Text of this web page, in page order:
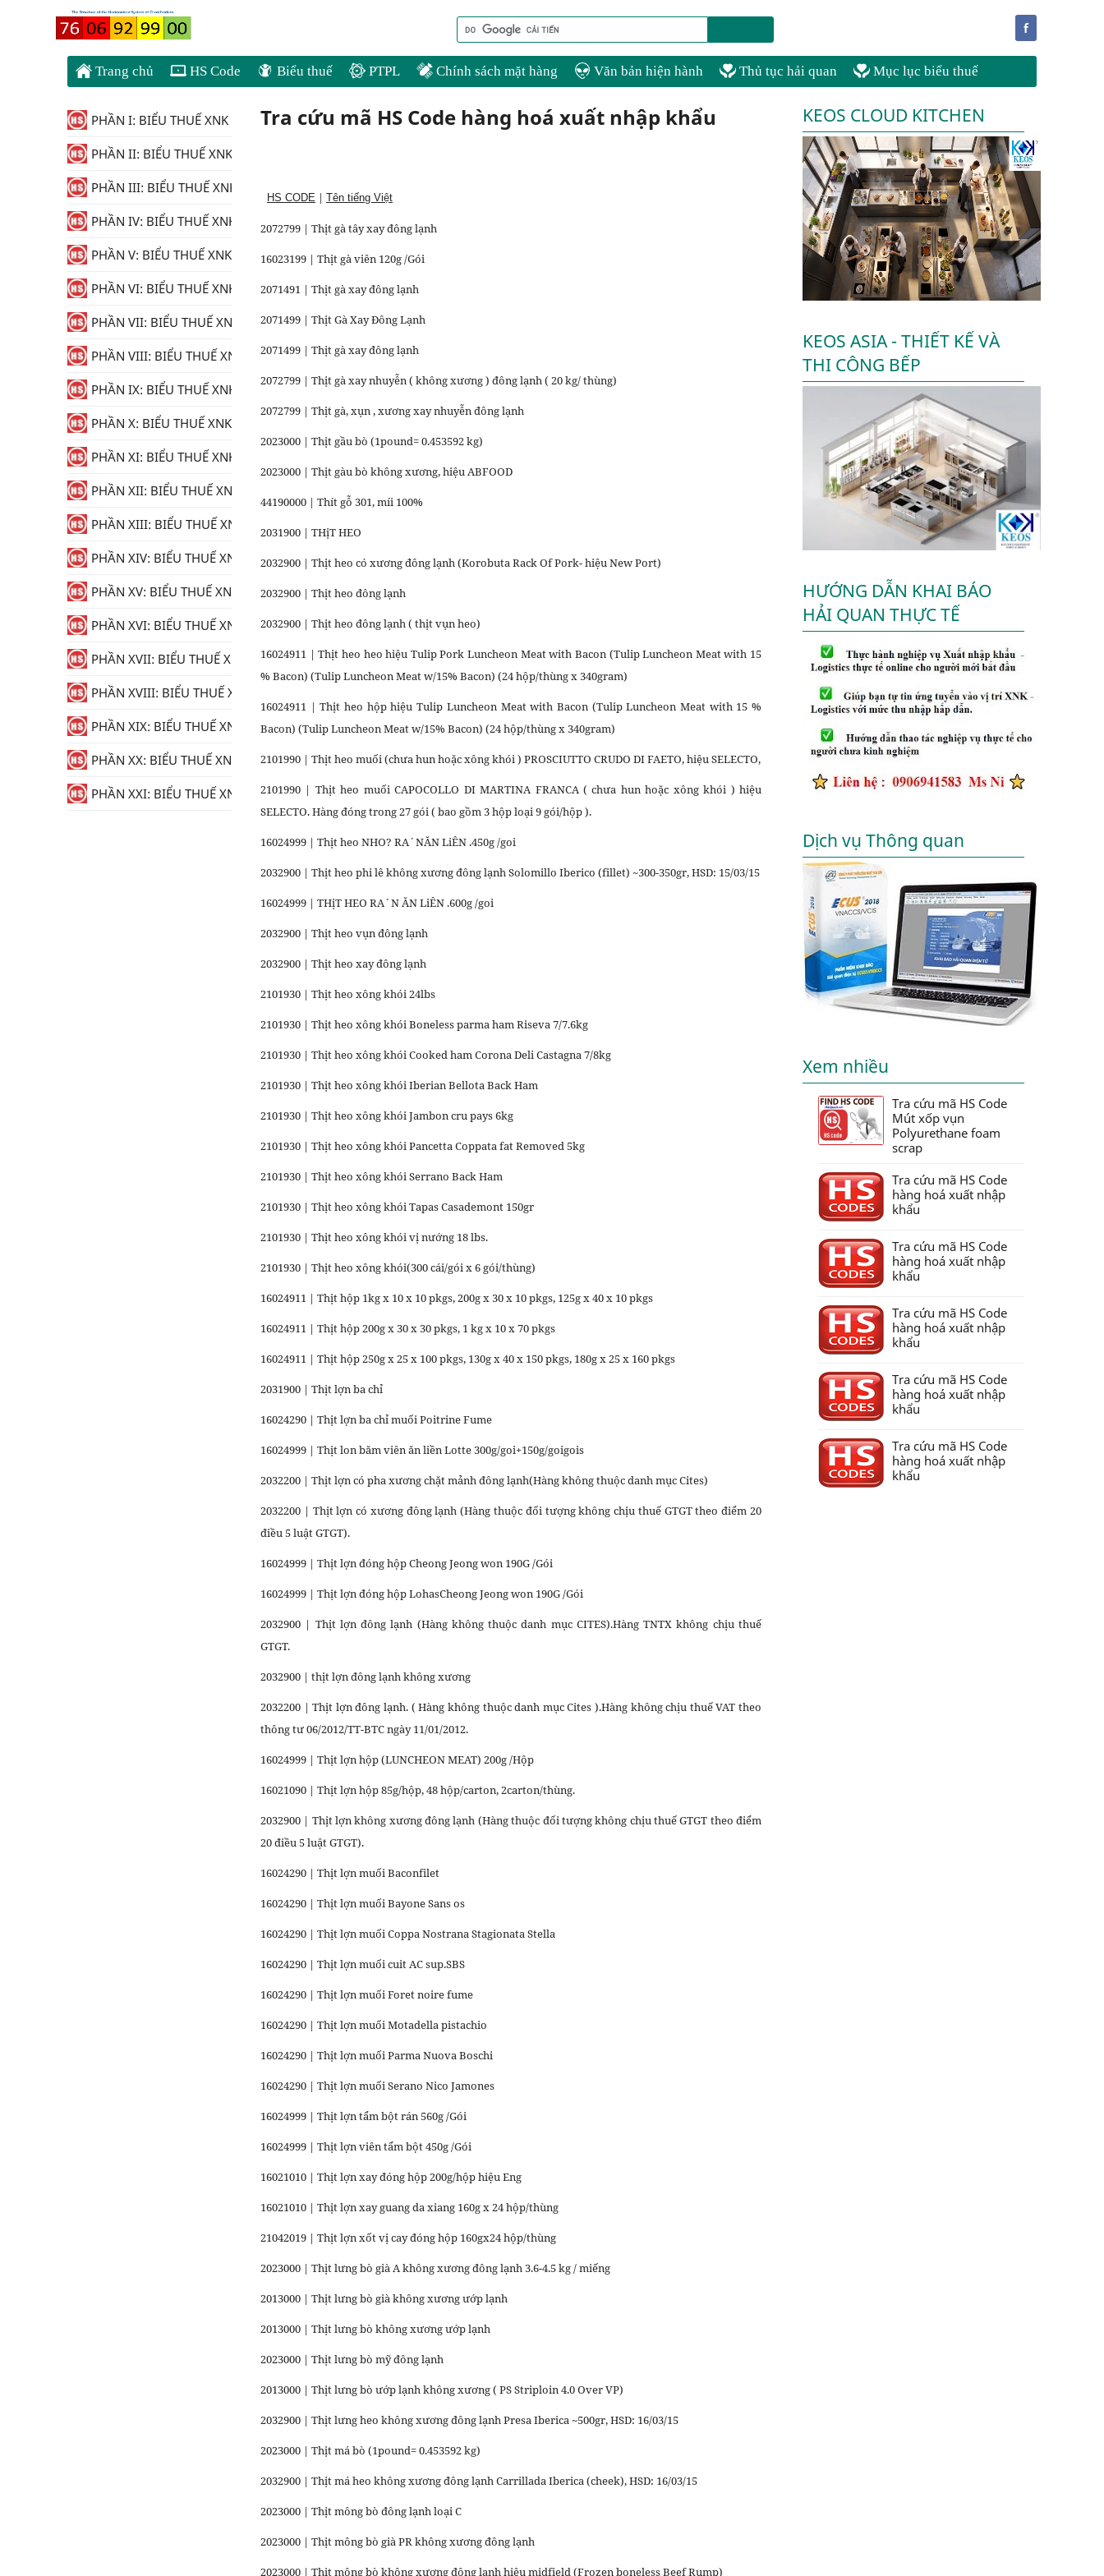
f
Trang chủ HS Code Biểu thuế PTPL Chính sách mặt hàng Văn bản hiện hành Thủ tục hải quan Mục lục biểu thuế
Tra cứu mã HS Code hàng hoá xuất nhập khẩu
HS CODE | Tên tiếng Việt
2072799 | Thịt gà tây xay đông lạnh
16023199 | Thịt gà viên 120g /Gói
2071491 | Thịt gà xay đông lạnh
2071499 | Thịt Gà Xay Đông Lạnh
2071499 | Thịt gà xay đông lạnh
2072799 | Thịt gà xay nhuyễn ( không xương ) đông lạnh ( 20 kg/ thùng)
2072799 | Thịt gà, xụn , xương xay nhuyễn đông lạnh
2023000 | Thịt gầu bò (1pound= 0.453592 kg)
2023000 | Thịt gàu bò không xương, hiệu ABFOOD
44190000 | Thít gỗ 301, míi 100%
2031900 | THịT HEO
2032900 | Thịt heo có xương đông lạnh (Korobuta Rack Of Pork- hiệu New Port)
2032900 | Thịt heo đông lạnh
2032900 | Thịt heo đông lạnh ( thịt vụn heo)
16024911 | Thịt heo heo hiệu Tulip Pork Luncheon Meat with Bacon (Tulip Luncheon Meat with 15
% Bacon) (Tulip Luncheon Meat w/15% Bacon) (24 hộp/thùng x 340gram)
16024911 | Thịt heo hộp hiệu Tulip Luncheon Meat with Bacon (Tulip Luncheon Meat with 15 %
Bacon) (Tulip Luncheon Meat w/15% Bacon) (24 hộp/thùng x 340gram)
2101990 | Thịt heo muối (chưa hun hoặc xông khói ) PROSCIUTTO CRUDO DI FAETO, hiệu SELECTO,
2101990 | Thịt heo muối CAPOCOLLO DI MARTINA FRANCA ( chưa hun hoặc xông khói ) hiệu
SELECTO. Hàng đóng trong 27 gói ( bao gồm 3 hộp loại 9 gói/hộp ).
16024999 | Thịt heo NHO? RA´NĂN LiÊN .450g /goi
2032900 | Thịt heo phi lê không xương đông lạnh Solomillo Iberico (fillet) ~300-350gr, HSD: 15/03/15
16024999 | THịT HEO RA´N ĂN LiÊN .600g /goi
2032900 | Thịt heo vụn đông lạnh
2032900 | Thịt heo xay đông lạnh
2101930 | Thịt heo xông khói 24lbs
2101930 | Thịt heo xông khói Boneless parma ham Riseva 7/7.6kg
2101930 | Thịt heo xông khói Cooked ham Corona Deli Castagna 7/8kg
2101930 | Thịt heo xông khói Iberian Bellota Back Ham
2101930 | Thịt heo xông khói Jambon cru pays 6kg
2101930 | Thịt heo xông khói Pancetta Coppata fat Removed 5kg
2101930 | Thịt heo xông khói Serrano Back Ham
2101930 | Thịt heo xông khói Tapas Casademont 150gr
2101930 | Thịt heo xông khói vị nướng 18 lbs.
2101930 | Thịt heo xông khói(300 cái/gói x 6 gói/thùng)
16024911 | Thịt hộp 1kg x 10 x 10 pkgs, 200g x 30 x 10 pkgs, 125g x 40 x 10 pkgs
16024911 | Thịt hộp 200g x 30 x 30 pkgs, 1 kg x 10 x 70 pkgs
16024911 | Thịt hộp 250g x 25 x 100 pkgs, 130g x 40 x 150 pkgs, 180g x 25 x 160 pkgs
2031900 | Thịt lợn ba chỉ
16024290 | Thịt lợn ba chỉ muối Poitrine Fume
16024999 | Thịt lon băm viên ăn liền Lotte 300g/goi+150g/goigois
2032200 | Thịt lợn có pha xương chặt mảnh đông lạnh(Hàng không thuộc danh mục Cites)
2032200 | Thịt lợn có xương đông lạnh (Hàng thuộc đối tượng không chịu thuế GTGT theo điểm 20
điều 5 luật GTGT).
16024999 | Thịt lợn đóng hộp Cheong Jeong won 190G /Gói
16024999 | Thịt lợn đóng hộp LohasCheong Jeong won 190G /Gói
2032900 | Thịt lợn đông lạnh (Hàng không thuộc danh mục CITES).Hàng TNTX không chịu thuế
GTGT.
2032900 | thịt lợn đông lạnh không xương
2032200 | Thịt lợn đông lạnh. ( Hàng không thuộc danh mục Cites ).Hàng không chịu thuế VAT theo
thông tư 06/2012/TT-BTC ngày 11/01/2012.
16024999 | Thịt lợn hộp (LUNCHEON MEAT) 200g /Hộp
16021090 | Thịt lợn hộp 85g/hộp, 48 hộp/carton, 2carton/thùng.
2032900 | Thịt lợn không xương đông lạnh (Hàng thuộc đối tượng không chịu thuế GTGT theo điểm
20 điều 5 luật GTGT).
16024290 | Thịt lợn muối Baconfilet
16024290 | Thịt lợn muối Bayone Sans os
16024290 | Thịt lợn muối Coppa Nostrana Stagionata Stella
16024290 | Thịt lợn muối cuit AC sup.SBS
16024290 | Thịt lợn muối Foret noire fume
16024290 | Thịt lợn muối Motadella pistachio
16024290 | Thịt lợn muối Parma Nuova Boschi
16024290 | Thịt lợn muối Serano Nico Jamones
16024999 | Thịt lợn tẩm bột rán 560g /Gói
16024999 | Thịt lợn viên tẩm bột 450g /Gói
16021010 | Thịt lợn xay đóng hộp 200g/hộp hiệu Eng
16021010 | Thịt lợn xay guang da xiang 160g x 24 hộp/thùng
21042019 | Thịt lợn xốt vị cay đóng hộp 160gx24 hộp/thùng
2023000 | Thịt lưng bò già A không xương đông lạnh 3.6-4.5 kg / miếng
2013000 | Thịt lưng bò già không xương ướp lạnh
2013000 | Thịt lưng bò không xương ướp lạnh
2023000 | Thịt lưng bò mỹ đông lạnh
2013000 | Thịt lưng bò ướp lạnh không xương ( PS Striploin 4.0 Over VP)
2032900 | Thịt lưng heo không xương đông lạnh Presa Iberica ~500gr, HSD: 16/03/15
2023000 | Thịt má bò (1pound= 0.453592 kg)
2032900 | Thịt má heo không xương đông lạnh Carrillada Iberica (cheek), HSD: 16/03/15
2023000 | Thịt mông bò đông lạnh loại C
2023000 | Thịt mông bò già PR không xương đông lạnh
2023000 | Thịt mông bò không xương đông lạnh hiệu midfield (Frozen boneless Beef Rump)
KEOS CLOUD KITCHEN
KEOS ASIA - THIẾT KẾ VÀ
THI CÔNG BẾP
HƯỚNG DẪN KHAI BÁO
HẢI QUAN THỰC TẾ
Dịch vụ Thông quan
Xem nhiều
Tra cứu mã HS Code
Mút xốp vụn
Polyurethane foam
scrap
Tra cứu mã HS Code
hàng hoá xuất nhập
khẩu
Tra cứu mã HS Code
hàng hoá xuất nhập
khẩu
Tra cứu mã HS Code
hàng hoá xuất nhập
khẩu
Tra cứu mã HS Code
hàng hoá xuất nhập
khẩu
Tra cứu mã HS Code
hàng hoá xuất nhập
khẩu
PHẦN I: BIỂU THUẾ XNK
PHẦN II: BIỂU THUẾ XNK
PHẦN III: BIỂU THUẾ XNK
PHẦN IV: BIỂU THUẾ XNK
PHẦN V: BIỂU THUẾ XNK
PHẦN VI: BIỂU THUẾ XNK
PHẦN VII: BIỂU THUẾ XNK
PHẦN VIII: BIỂU THUẾ XNK
PHẦN IX: BIỂU THUẾ XNK
PHẦN X: BIỂU THUẾ XNK
PHẦN XI: BIỂU THUẾ XNK
PHẦN XII: BIỂU THUẾ XNK
PHẦN XIII: BIỂU THUẾ XNK
PHẦN XIV: BIỂU THUẾ XNK
PHẦN XV: BIỂU THUẾ XNK
PHẦN XVI: BIỂU THUẾ XNK
PHẦN XVII: BIỂU THUẾ XNK
PHẦN XVIII: BIỂU THUẾ XNK
PHẦN XIX: BIỂU THUẾ XNK
PHẦN XX: BIỂU THUẾ XNK
PHẦN XXI: BIỂU THUẾ XNK